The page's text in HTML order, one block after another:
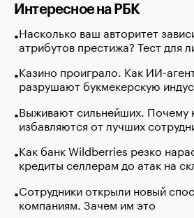
Интересное на РБК
Насколько ваш авторитет
атрибутов престижа? Тест для
Казино проиграло. Как ИИ-
разрушают букмекерскую
Выживают сильнейших. Почему
избавляются от лучших
Как банк Wildberries резко
кредиты селлерам до атак на
Сотрудники открыли новый
компаниям. Зачем им это